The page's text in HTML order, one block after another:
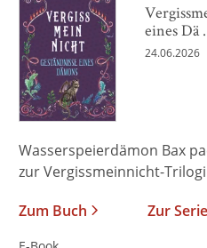
eines Dä
24.06.2026
Wasserspeierdämon Bax
zur Vergissmeinnicht-Trilogi
Zum Buch
Zur Serie